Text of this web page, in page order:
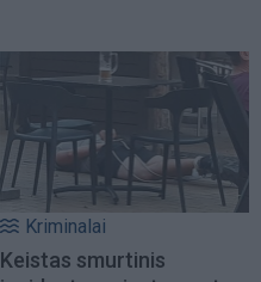
Kriminalai
Keistas smurtinis